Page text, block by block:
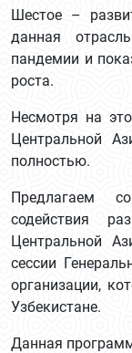
Шестое –
данная
пандемии и
роста.
Несмотря на
Центральной
полностью.
Предлагаем
содействия
Центральной
сессии
организации,
Узбекистане.
Данная